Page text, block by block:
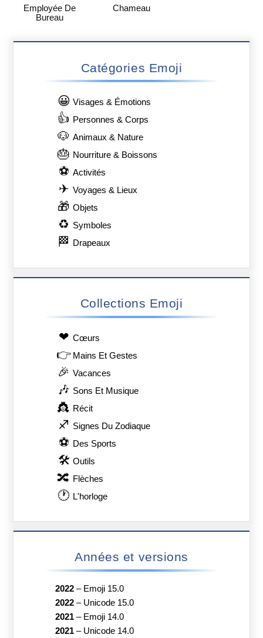
Employée De
Bureau
Chameau
Catégories Emoji
😀 Visages & Émotions
👍 Personnes & Corps
🐶 Animaux & Nature
🎂 Nourriture & Boissons
⚽ Activités
✈ Voyages & Lieux
🎁 Objets
♻ Symboles
🏁 Drapeaux
Collections Emoji
❤ Сœurs
👉 Mains Et Gestes
🎉 Vacances
🎶 Sons Et Musique
👸 Récit
♐ Signes Du Zodiaque
⚽ Des Sports
🛠 Outils
🔀 Flèches
🕐 L'horloge
Années et versions
2022– Emoji 15.0
2022– Unicode 15.0
2021– Emoji 14.0
2021– Unicode 14.0